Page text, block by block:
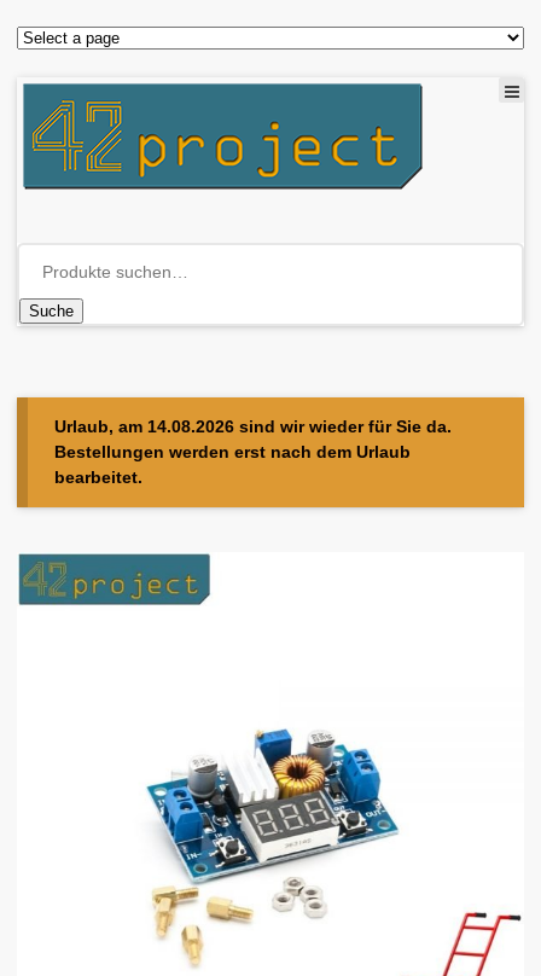
Suche
Urlaub, am 14.08.2026 sind wir wieder für Sie da.
Bestellungen werden erst nach dem Urlaub
bearbeitet.